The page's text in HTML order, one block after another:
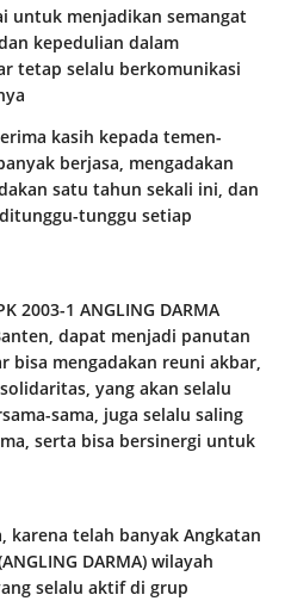
untuk menjadikan semangat
kepedulian dalam
tetap selalu berkomunikasi
kasih kepada temen-
berjasa, mengadakan
satu tahun sekali ini, dan
tunggu setiap
2003-1 ANGLING DARMA
dapat menjadi panutan
bisa mengadakan reuni akbar,
yang akan selalu
sama, juga selalu saling
serta bisa bersinergi untuk
karena telah banyak Angkatan
DARMA) wilayah
selalu aktif di grup